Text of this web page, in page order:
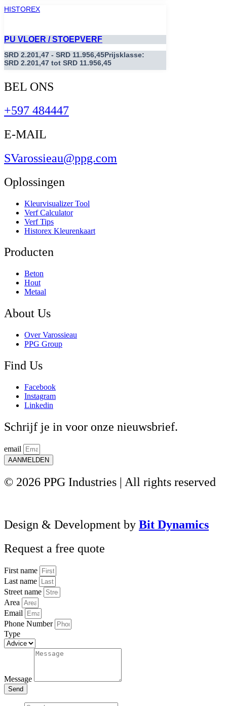
HISTOREX
PU VLOER / STOEPVERF
SRD 2.201,47 - SRD 11.956,45Prijsklasse:
SRD 2.201,47 tot SRD 11.956,45
BEL ONS
+597 484447
E-MAIL
SVarossieau@ppg.com
Oplossingen
Kleurvisualizer Tool
Verf Calculator
Verf Tips
Historex Kleurenkaart
Producten
Beton
Hout
Metaal
About Us
Over Varossieau
PPG Group
Find Us
Facebook
Instagram
Linkedin
Schrijf je in voor onze nieuwsbrief.
email
AANMELDEN
© 2026 PPG Industries | All rights reserved
Design & Development by Bit Dynamics
Request a free quote
First name
Last name
Street name
Area
Email
Phone Number
Type
Message
Send